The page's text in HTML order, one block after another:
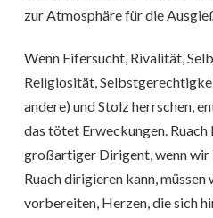
zur Atmosphäre für die
Wenn Eifersucht, Rivalität,
Religiosität,
andere) und Stolz herrschen,
das tötet Erweckungen. Ruach
großartiger Dirigent, wenn wir
Ruach dirigieren kann,
vorbereiten, Herzen, die sich